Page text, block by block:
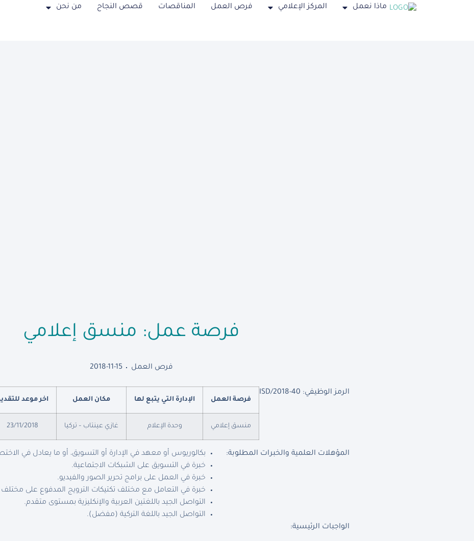
ماذا نعمل المركز الإعلامي فرص العمل المناقصات قصص النجاح من نحن
فرصة عمل: منسق إعلامي
فرص العمل 2018-11-15
الرمز الوظيفي: ISD/2018-40
فرصة العمل الإدارة التي يتبع لها مكان العمل اخر موعد
منسق إعلامي وحدة الإعلام غازي عينتاب – تركيا 23/11/2018
المؤهلات العلمية والخبرات المطلوبة:
بكالوريوس أو معهد في الإدارة أو التسويق، أو ما يعادل في
خبرة في التسويق على الشبكات الاجتماعية.
خبرة في العمل على برامج تحرير الصور والفيديو.
خبرة في التعامل مع مختلف تكتيكات الترويج المدفوع على
التواصل الجيد باللغتين العربية والإنكليزية بمستوى متقدم.
التواصل الجيد باللغة التركية (مفضل).
الواجبات الرئيسية: